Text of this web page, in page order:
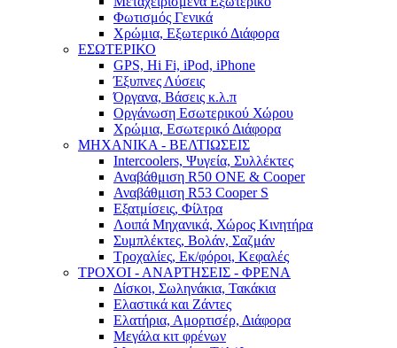
Φωτισμός Γενικά
Χρώμια, Εξωτερικό Διάφορα
ΕΣΩΤΕΡΙΚΟ
GPS, Hi Fi, iPod, iPhone
Έξυπνες Λύσεις
Όργανα, Βάσεις κ.λ.π
Οργάνωση Εσωτερικού Χώρου
Χρώμια, Εσωτερικό Διάφορα
ΜΗΧΑΝΙΚΑ - ΒΕΛΤΙΩΣΕΙΣ
Intercoolers, Ψυγεία, Συλλέκτες
Αναβάθμιση R50 ONE & Cooper
Αναβάθμιση R53 Cooper S
Εξατμίσεις, Φίλτρα
Λοιπά Μηχανικά, Χώρος Κινητήρα
Συμπλέκτες, Βολάν, Σαζμάν
Τροχαλίες, Εκ/φόροι, Κεφαλές
ΤΡΟΧΟΙ - ΑΝΑΡΤΗΣΕΙΣ - ΦΡΕΝΑ
Δίσκοι, Σωληνάκια, Τακάκια
Ελαστικά και Ζάντες
Ελατήρια, Αμορτισέρ, Διάφορα
Μεγάλα κιτ φρένων